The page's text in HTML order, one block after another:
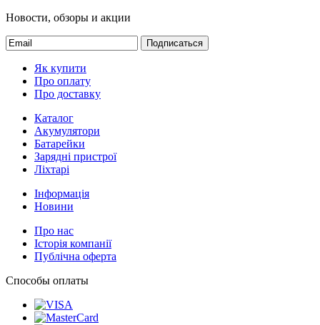
Новости, обзоры и акции
Подписаться
Як купити
Про оплату
Про доставку
Каталог
Акумулятори
Батарейки
Зарядні пристрої
Ліхтарі
Інформація
Новини
Про нас
Історія компанії
Публічна оферта
Способы оплаты